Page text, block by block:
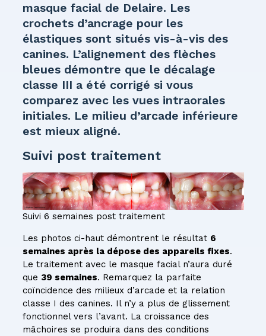
masque facial de Delaire. Les
crochets d’ancrage pour les
élastiques sont situés vis-à-vis des
canines. L’alignement des flèches
bleues démontre que le décalage
classe III a été corrigé si vous
comparez avec les vues intraorales
initiales. Le milieu d’arcade inférieure
est mieux aligné.
Suivi post traitement
Suivi 6 semaines post traitement
Les photos ci-haut démontrent le résultat 6
semaines après la dépose des appareils fixes.
Le traitement avec le masque facial n’aura duré
que 39 semaines. Remarquez la parfaite
coïncidence des milieux d’arcade et la relation
classe I des canines. Il n’y a plus de glissement
fonctionnel vers l’avant. La croissance des
mâchoires se produira dans des conditions